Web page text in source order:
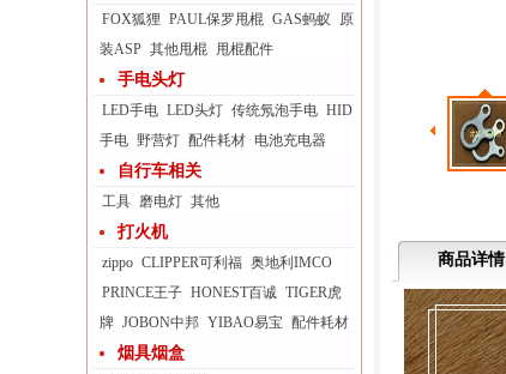
FOX狐狸 PAUL保罗甩棍 GAS蚂蚁
原
装ASP 其他甩棍 甩棍配件
手电头灯
LED手电 LED头灯 传统氖泡手电 HID
手电 野营灯 配件耗材 电池充电器
自行车相关
工具 磨电灯 其他
打火机
zippo CLIPPER可利福 奥地利IMCO
PRINCE王子 HONEST百诚 TIGER虎
牌 JOBON中邦 YIBAO易宝 配件耗材
烟具烟盒
商品详情